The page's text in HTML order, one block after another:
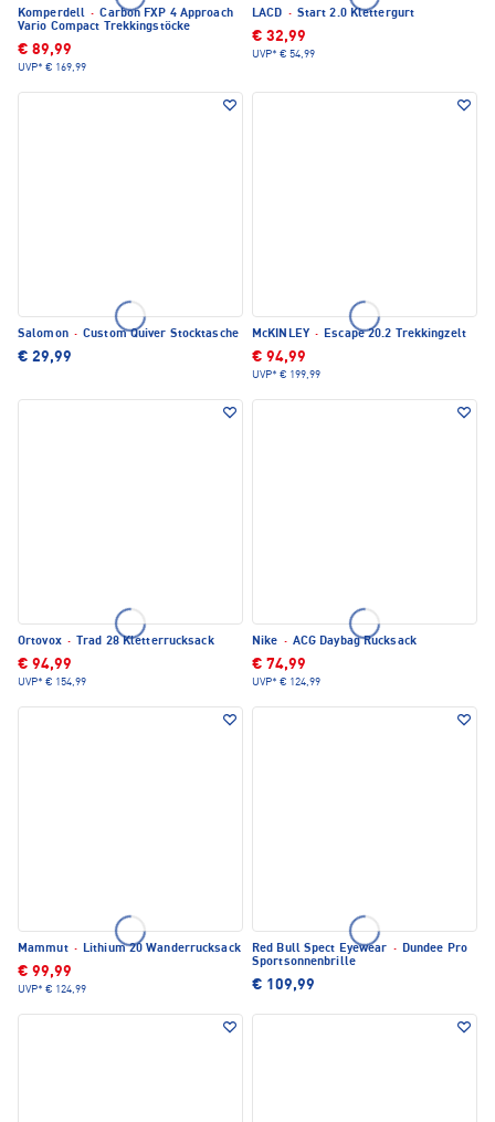
Komperdell · Carbon FXP 4 Approach
Vario Compact Trekkingstöcke
€ 89,99
UVP* € 169,99
LACD · Start 2.0 Klettergurt
€ 32,99
UVP* € 54,99
Salomon · Custom Quiver Stocktasche
€ 29,99
McKINLEY · Escape 20.2 Trekkingzelt
€ 94,99
UVP* € 199,99
Ortovox · Trad 28 Kletterrucksack
€ 94,99
UVP* € 154,99
Nike · ACG Daybag Rucksack
€ 74,99
UVP* € 124,99
Mammut · Lithium 20 Wanderrucksack
€ 99,99
UVP* € 124,99
Red Bull Spect Eyewear · Dundee Pro
Sportsonnenbrille
€ 109,99